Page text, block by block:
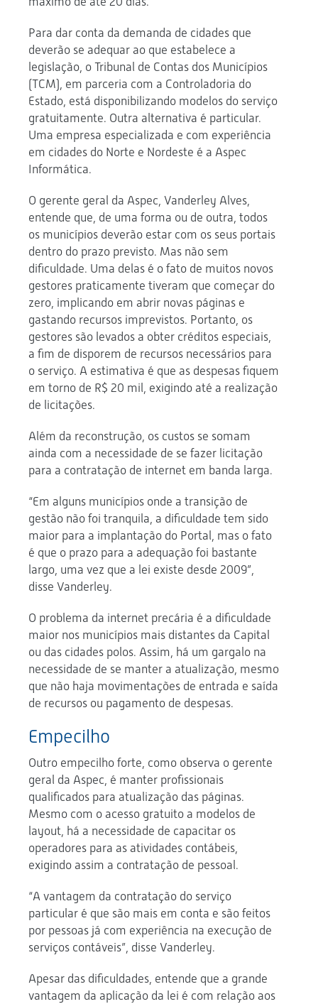
Para dar conta da demanda de cidades que
deverão se adequar ao que estabelece a
legislação, o Tribunal de Contas dos Municípios
(TCM), em parceria com a Controladoria do
Estado, está disponibilizando modelos do serviço
gratuitamente. Outra alternativa é particular.
Uma empresa especializada e com experiência
em cidades do Norte e Nordeste é a Aspec
Informática.
O gerente geral da Aspec, Vanderley Alves,
entende que, de uma forma ou de outra, todos
os municípios deverão estar com os seus portais
dentro do prazo previsto. Mas não sem
dificuldade. Uma delas é o fato de muitos novos
gestores praticamente tiveram que começar do
zero, implicando em abrir novas páginas e
gastando recursos imprevistos. Portanto, os
gestores são levados a obter créditos especiais,
a fim de disporem de recursos necessários para
o serviço. A estimativa é que as despesas fiquem
em torno de R$ 20 mil, exigindo até a realização
de licitações.
Além da reconstrução, os custos se somam
ainda com a necessidade de se fazer licitação
para a contratação de internet em banda larga.
“Em alguns municípios onde a transição de
gestão não foi tranquila, a dificuldade tem sido
maior para a implantação do Portal, mas o fato
é que o prazo para a adequação foi bastante
largo, uma vez que a lei existe desde 2009”,
disse Vanderley.
O problema da internet precária é a dificuldade
maior nos municípios mais distantes da Capital
ou das cidades polos. Assim, há um gargalo na
necessidade de se manter a atualização, mesmo
que não haja movimentações de entrada e saída
de recursos ou pagamento de despesas.
Empecilho
Outro empecilho forte, como observa o gerente
geral da Aspec, é manter profissionais
qualificados para atualização das páginas.
Mesmo com o acesso gratuito a modelos de
layout, há a necessidade de capacitar os
operadores para as atividades contábeis,
exigindo assim a contratação de pessoal.
“A vantagem da contratação do serviço
particular é que são mais em conta e são feitos
por pessoas já com experiência na execução de
serviços contáveis”, disse Vanderley.
Apesar das dificuldades, entende que a grande
vantagem da aplicação da lei é com relação aos